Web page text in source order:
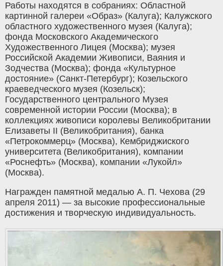
Работы находятся в собраниях: Областной
картинной галереи «Образ» (Калуга); Калужского
областного художественного музея (Калуга);
фонда Московского Академического
Художественного Лицея (Москва); музея
Российской Академии Живописи, Ваяния и
Зодчества (Москва); фонда «Культурное
достояние» (Санкт-Петербург); Козельского
краеведческого музея (Козельск);
Государственного центрального Музея
современной истории России (Москва); в
коллекциях живописи королевы Великобритании
Елизаветы II (Великобритания), банка
«Петрокоммерц» (Москва), Кембриджиского
университета (Великобритания), компании
«Роснефть» (Москва), компании «Лукойл»
(Москва).
Награжден памятной медалью А. П. Чехова (29
апреля 2011) — за высокие профессиональные
достижения и творческую индивидуальность.